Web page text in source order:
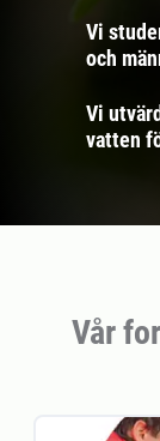
Vi
och
Vi
vatten
Vår